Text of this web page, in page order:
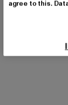
LIEFERUNG
agree to this.